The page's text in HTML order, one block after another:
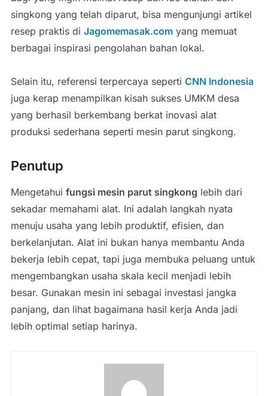
singkong yang telah diparut, bisa mengunjungi artikel
resep praktis di Jagomemasak.comyang memuat
berbagai inspirasi pengolahan bahan lokal.
Selain itu, referensi terpercaya seperti CNN Indonesia
juga kerap menampilkan kisah sukses UMKM desa
yang berhasil berkembang berkat inovasi alat
produksi sederhana seperti mesin parut singkong.
Penutup
Mengetahui fungsi mesin parut singkong lebih dari
sekadar memahami alat. Ini adalah langkah nyata
menuju usaha yang lebih produktif, efisien, dan
berkelanjutan. Alat ini bukan hanya membantu Anda
bekerja lebih cepat, tapi juga membuka peluang untuk
mengembangkan usaha skala kecil menjadi lebih
besar. Gunakan mesin ini sebagai investasi jangka
panjang, dan lihat bagaimana hasil kerja Anda jadi
lebih optimal setiap harinya.